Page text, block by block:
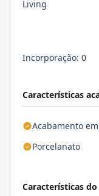
Características
Acabamento
Porcelanato
Características
Living
Incorporação: 0